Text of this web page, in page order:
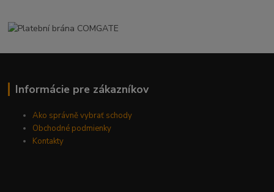
Informácie pre zákazníkov
Ako správně vybrať schody
Obchodné podmienky
Kontakty